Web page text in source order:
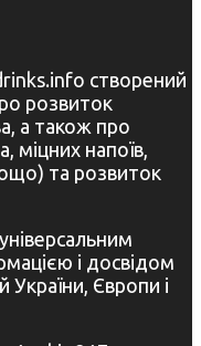
створений
розвиток
а також про
міцних напоїв,
та розвиток
і досвідом
України, Європи і